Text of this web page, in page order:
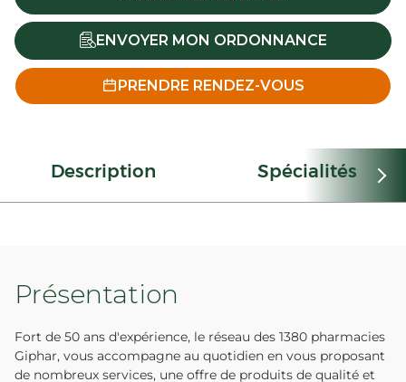
ENVOYER MON ORDONNANCE
PRENDRE RENDEZ-VOUS
Description Spécialités
Présentation
Fort de 50 ans d'expérience, le réseau des 1380 pharmacies
Giphar, vous accompagne au quotidien en vous proposant
de nombreux services, une offre de produits de qualité et